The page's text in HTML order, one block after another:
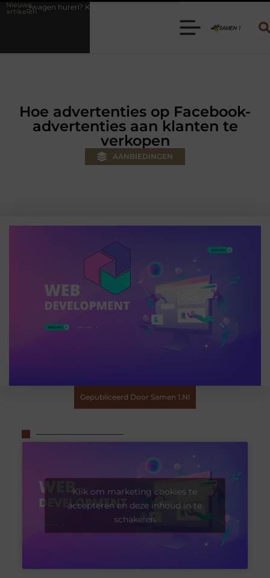
Nieuwe
artikelen
de juiste aanhanger voor jouw klus
Hoe advertenties op Facebook-
advertenties aan klanten te
verkopen
AANBIEDINGEN
Gepubliceerd Door Samen 1.nl
Klik om marketing cookies te
accepteren en deze inhoud in te
schakelen